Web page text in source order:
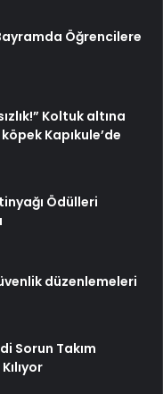
Öğrencilere
Koltuk altına
Kapıkule’de
Ödülleri
düzenlemeleri
Sorun Takım